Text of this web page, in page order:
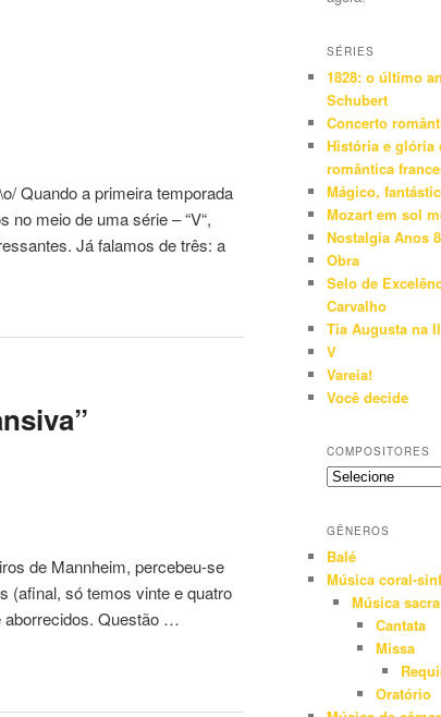
Quando a primeira temporada
no meio de uma série – “V“,
Já falamos de três: a
de Mannheim, percebeu-se
(afinal, só temos vinte e quatro
aborrecidos. Questão …
SÉRIES
1828: o último
Schubert
Concerto
História e glória
romântica
Mágico,
Mozart em sol
Nostalgia Anos
Obra
Selo de
Carvalho
Tia Augusta na
V
Vareia!
Você decide
COMPOSITORES
GÊNEROS
Balé
Música coral-
Música sacra
Cantata
Missa
Oratório